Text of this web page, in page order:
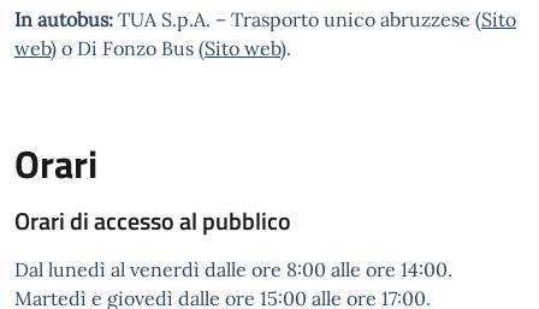
In autobus: TUA S.p.A. – Trasporto unico abruzzese (Sito
web) o Di Fonzo Bus (Sito web).
Orari
Orari di accesso al pubblico
Dal lunedì al venerdì dalle ore 8:00 alle ore 14:00.
Martedì e giovedì dalle ore 15:00 alle ore 17:00.